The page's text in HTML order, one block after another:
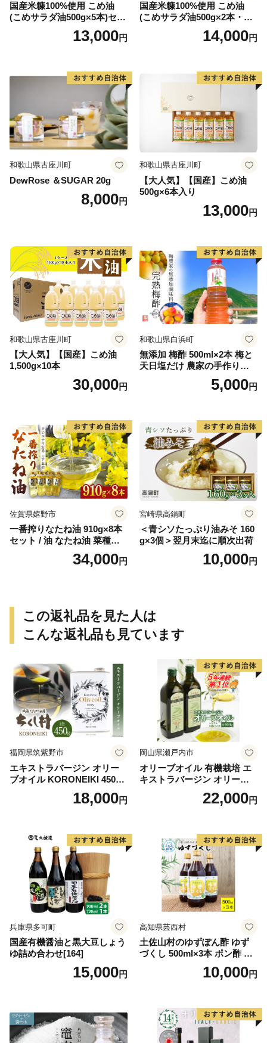
国産米糠100%使用 こめ油
(こめサラダ油500g×5本)セッ
13,000円
国産米糠100%使用 こめ油
(こめサラダ油500g×2本・こ
め胚芽油500g×3本)セット [1
14,000円
和歌山県古座川町
DewRose ＆SUGAR 20g
8,000円
和歌山県古座川町
【大人気】【国産】こめ油
500g×6本入り
13,000円
和歌山県古座川町
【大人気】【国産】こめ油
1,500g×10本
30,000円
和歌山県白浜町
無添加 梅酢 500ml×2本 梅と
天日塩だけ 農家の手作り完
5,000円
佐賀県嬉野市
一番搾りなたね油 910g×8本
セット / 油 なたね油 菜種油
ナタネ【山下製油】 [NBE00
34,000円
宮崎県高鍋町
＜青シソたっぷり油みそ 160
g×3個＞翌月末迄に順次出荷
10,000円
この返礼品を見た人は
こんな返礼品も見ています
福岡県筑紫野市
エキストラバージン オリー
ブオイル KORONEIKI 450g
[筑前たなか油屋 福岡県 筑紫
野市 21760403] 油 食用油 オ
18,000円
岡山県瀬戸内市
オリーブオイル 有機栽培 エ
キストラバージン オリーブ
オイル シングル 2本 セット
オーガニック 調味料 油 オリ
22,000円
兵庫県多可町
国産有機醤油と黒大豆しょう
ゆ詰め合わせ[164]
15,000円
高知県芸西村
土佐山村のゆずぽん酢 ゆず
づくし 500ml×3本 ポン酢 ポ
ンズ ゆず 柚子 調味料 さっぱ
り 美味しい おいしい 鍋 しゃ
10,000円